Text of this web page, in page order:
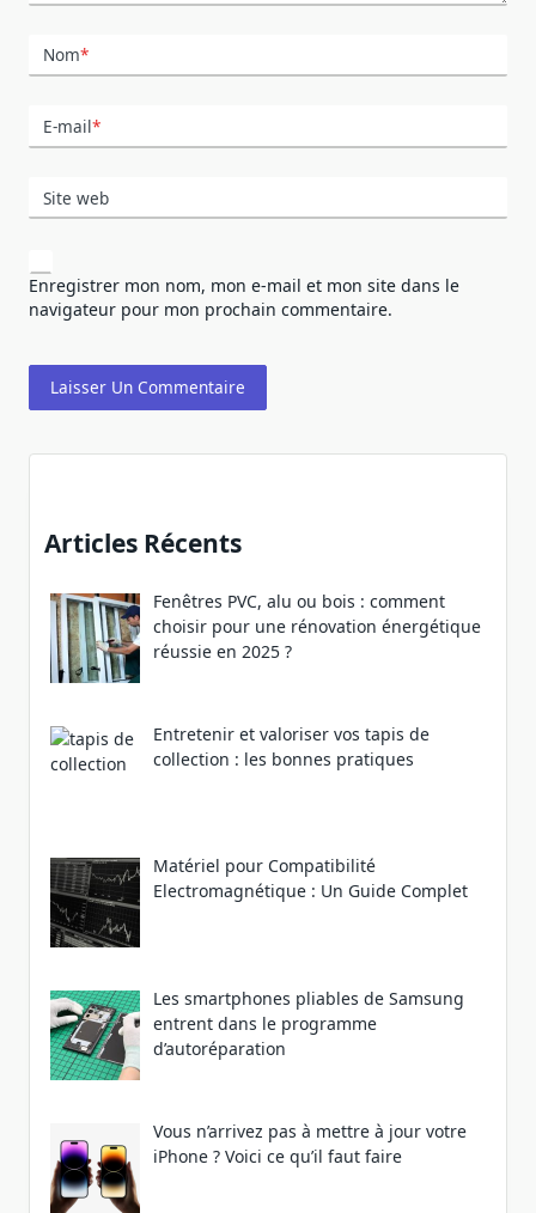
Nom*
E-mail*
Site web
Enregistrer mon nom, mon e-mail et mon site dans le
navigateur pour mon prochain commentaire.
Articles Récents
Fenêtres PVC, alu ou bois : comment
choisir pour une rénovation énergétique
réussie en 2025 ?
Entretenir et valoriser vos tapis de
collection : les bonnes pratiques
Matériel pour Compatibilité
Electromagnétique : Un Guide Complet
Les smartphones pliables de Samsung
entrent dans le programme
d’autoréparation
Vous n’arrivez pas à mettre à jour votre
iPhone ? Voici ce qu’il faut faire